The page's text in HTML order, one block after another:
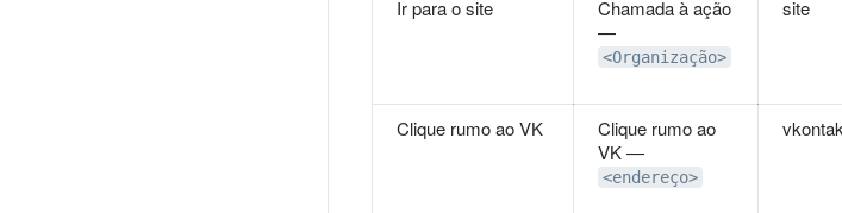
Ir para o site
Chamada à ação
—
<Organização>
site
Clique rumo ao VK
Clique rumo ao
VK —
<endereço>